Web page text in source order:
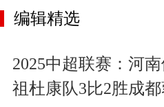
编辑精选
2025中超联赛：河
祖杜康队3比2胜成